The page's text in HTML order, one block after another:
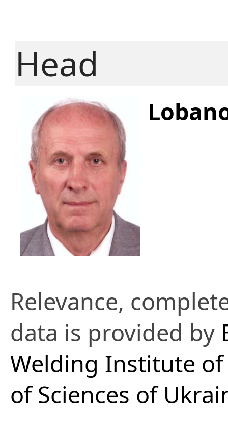
Head
Relevance,
data is provided by
Welding Institute
of Sciences of